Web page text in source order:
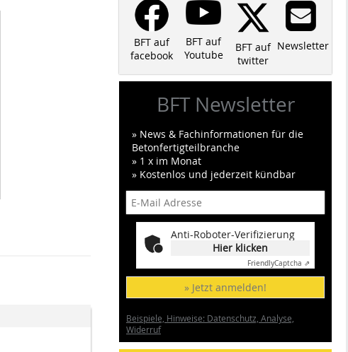
BFT auf
facebook
BFT auf
Youtube
BFT auf
twitter
Newsletter
BFT Newsletter
» News & Fachinformationen für die
Betonfertigteilbranche
» 1 x im Monat
» Kostenlos und jederzeit kündbar
Anti-Roboter-Verifizierung
Hier klicken
FriendlyCaptcha ⇗
» Jetzt anmelden!
Beispiele, Hinweise: Datenschutz, Analyse,
Widerruf